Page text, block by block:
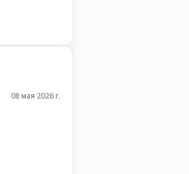
08 мая 2026 г.